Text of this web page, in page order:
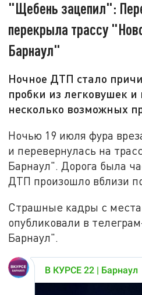
"Щебень зацепил":
перекрыла трассу
Барнаул"
Ночное ДТП стало
пробки из легковушек и
несколько возможных
Ночью 19 июля фура
и перевернулась на
Барнаул". Дорога была
ДТП произошло вблизи
Страшные кадры с места
опубликовали в
Барнаул".